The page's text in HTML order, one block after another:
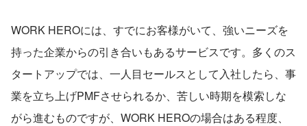
WORK HEROには、すでにお客様がいて、強いニーズを
持った企業からの引き合いもあるサービスです。多くのス
タートアップでは、一人目セールスとして入社したら、事
業を立ち上げPMFさせられるか、苦しい時期を模索しな
がら進むものですが、WORK HEROの場合はある程度、